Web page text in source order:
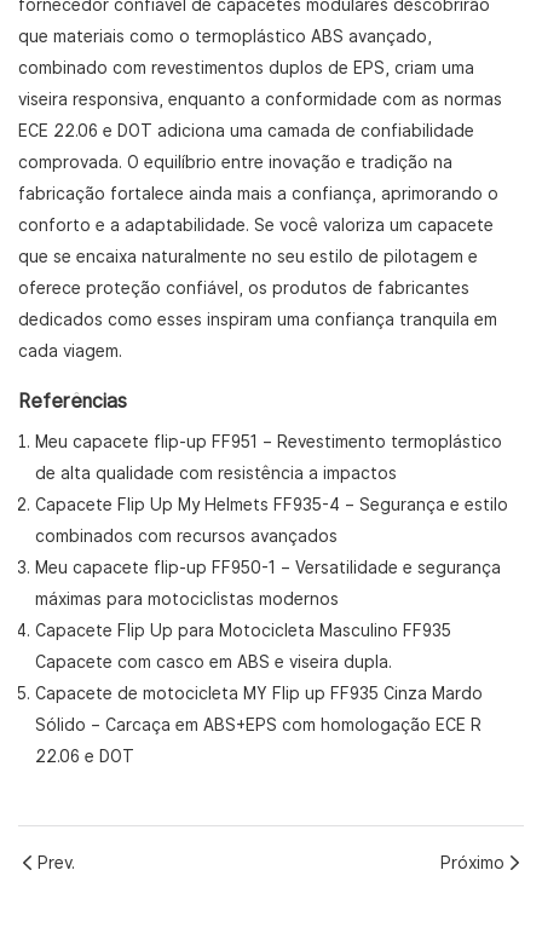
fornecedor confiável de capacetes modulares descobrirão
que materiais como o termoplástico ABS avançado,
combinado com revestimentos duplos de EPS, criam uma
viseira responsiva, enquanto a conformidade com as normas
ECE 22.06 e DOT adiciona uma camada de confiabilidade
comprovada. O equilíbrio entre inovação e tradição na
fabricação fortalece ainda mais a confiança, aprimorando o
conforto e a adaptabilidade. Se você valoriza um capacete
que se encaixa naturalmente no seu estilo de pilotagem e
oferece proteção confiável, os produtos de fabricantes
dedicados como esses inspiram uma confiança tranquila em
cada viagem.
Referências
Meu capacete flip-up FF951 – Revestimento termoplástico
de alta qualidade com resistência a impactos
Capacete Flip Up My Helmets FF935-4 – Segurança e estilo
combinados com recursos avançados
Meu capacete flip-up FF950-1 – Versatilidade e segurança
máximas para motociclistas modernos
Capacete Flip Up para Motocicleta Masculino FF935
Capacete com casco em ABS e viseira dupla.
Capacete de motocicleta MY Flip up FF935 Cinza Mardo
Sólido – Carcaça em ABS+EPS com homologação ECE R
22.06 e DOT
Prev. Próximo